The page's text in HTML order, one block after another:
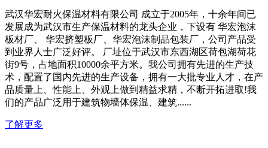
武汉华宏耐火保温材料有限公司 成立于2005年，十余年间已
发展成为武汉市生产保温材料的龙头企业，下设有 华宏泡沫
板材厂、 华宏挤塑板厂、华宏泡沫制品包装厂，公司产品受
到业界人士广泛好评。 厂址位于武汉市东西湖区荷包湖荷花
街9号，占地面积10000余平方米。我公司拥有先进的生产技
术，配置了国内先进的生产设备，拥有一大批专业人才，在产
品质量上、性能上、外观上做到精益求精，不断开拓进取!我
们的产品广泛用于建筑物墙体保温、建筑......
了解更多